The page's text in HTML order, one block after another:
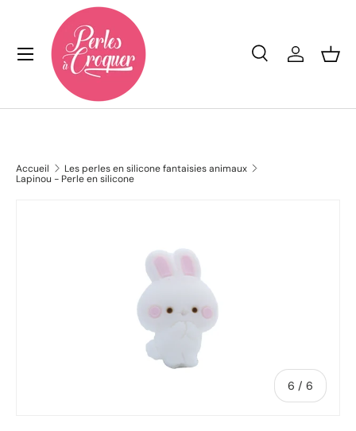
Aller au contenu
Recherche
Recherche
Se
Menu
Accueil
Les perles en silicone fantaisies animaux
Lapinou - Perle en silicone
6 / de
6